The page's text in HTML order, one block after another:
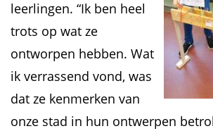
leerlingen. “Ik ben heel
trots op wat ze
ontworpen hebben. Wat
ik verrassend vond, was
dat ze kenmerken van
onze stad in hun ontwerpen